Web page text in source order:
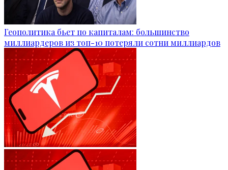
Геополитика бьет по капиталам: большинство
миллиардеров из топ-10 потеряли сотни миллиардов